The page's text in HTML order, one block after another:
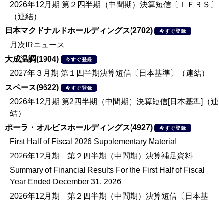
2026年12月期 第２四半期（中間期）決算短信〔ＩＦＲＳ〕
（連結）
日本マクドナルドホールディングス(2702)
今すぐ登録
月次IRニュース
大成温調(1904)
今すぐ登録
2027年３月期 第１四半期決算短信〔日本基準〕（連結）
スペース(9622)
今すぐ登録
2026年12月期 第2四半期（中間期）決算短信[日本基準]（連
結）
ポーラ・オルビスホールディングス(4927)
今すぐ登録
First Half of Fiscal 2026 Supplementary Material
2026年12月期 第２四半期（中間期）決算補足資料
Summary of Financial Results For the First Half of Fiscal
Year Ended December 31, 2026
2026年12月期 第２四半期（中間期）決算短信〔日本基